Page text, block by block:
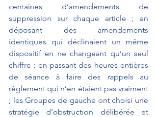
centaines d’amendements de
suppression sur chaque article ; en
déposant des amendements
identiques qui déclinaient un même
dispositif en ne changeant qu’un seul
chiffre ; en passant des heures entières
de séance à faire des rappels au
règlement qui n’en étaient pas vraiment
; les Groupes de gauche ont choisi une
stratégie d’obstruction délibérée et